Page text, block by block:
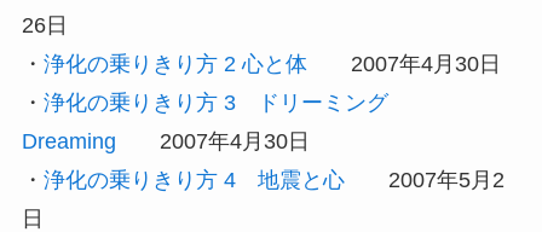
26日
・ 浄化の乗りきり方 2 心と体2007年4月30日
・ 浄化の乗りきり方 3 ドリーミング
Dreaming 2007年4月30日
・ 浄化の乗りきり方 4 地震と心2007年5月2
日